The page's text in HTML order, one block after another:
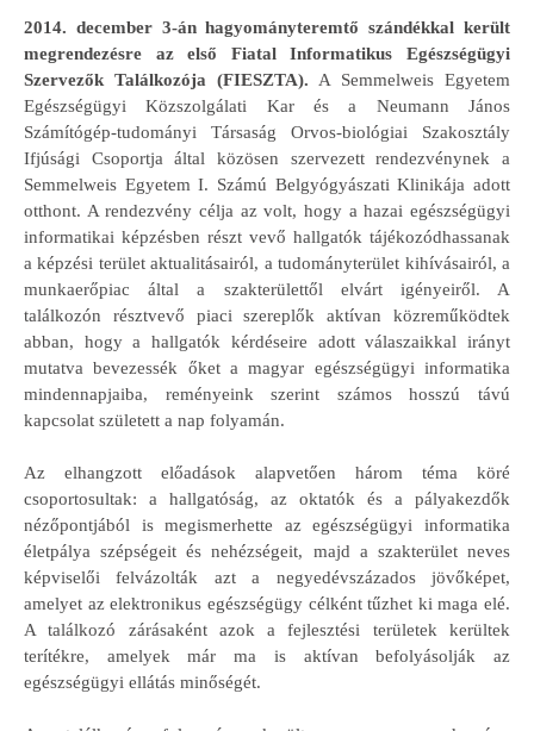
2014. december 3-án hagyományteremtő szándékkal került
megrendezésre az első Fiatal Informatikus Egészségügyi
Szervezők Találkozója (FIESZTA). A Semmelweis Egyetem
Egészségügyi Közszolgálati Kar és a Neumann János
Számítógép-tudományi Társaság Orvos-biológiai Szakosztály
Ifjúsági Csoportja által közösen szervezett rendezvénynek a
Semmelweis Egyetem I. Számú Belgyógyászati Klinikája adott
otthont. A rendezvény célja az volt, hogy a hazai egészségügyi
informatikai képzésben részt vevő hallgatók tájékozódhassanak
a képzési terület aktualitásairól, a tudományterület kihívásairól, a
munkaerőpiac által a szakterülettől elvárt igényeiről. A
találkozón résztvevő piaci szereplők aktívan közreműködtek
abban, hogy a hallgatók kérdéseire adott válaszaikkal irányt
mutatva bevezessék őket a magyar egészségügyi informatika
mindennapjaiba, reményeink szerint számos hosszú távú
kapcsolat született a nap folyamán.
Az elhangzott előadások alapvetően három téma köré
csoportosultak: a hallgatóság, az oktatók és a pályakezdők
nézőpontjából is megismerhette az egészségügyi informatika
életpálya szépségeit és nehézségeit, majd a szakterület neves
képviselői felvázolták azt a negyedévszázados jövőképet,
amelyet az elektronikus egészségügy célként tűzhet ki maga elé.
A találkozó zárásaként azok a fejlesztési területek kerültek
terítékre, amelyek már ma is aktívan befolyásolják az
egészségügyi ellátás minőségét.